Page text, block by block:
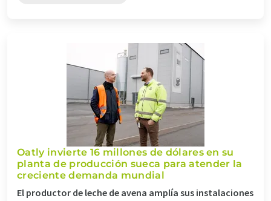
Oatly invierte 16 millones de dólares en su
planta de producción sueca para atender la
creciente demanda mundial
El productor de leche de avena amplía sus instalaciones